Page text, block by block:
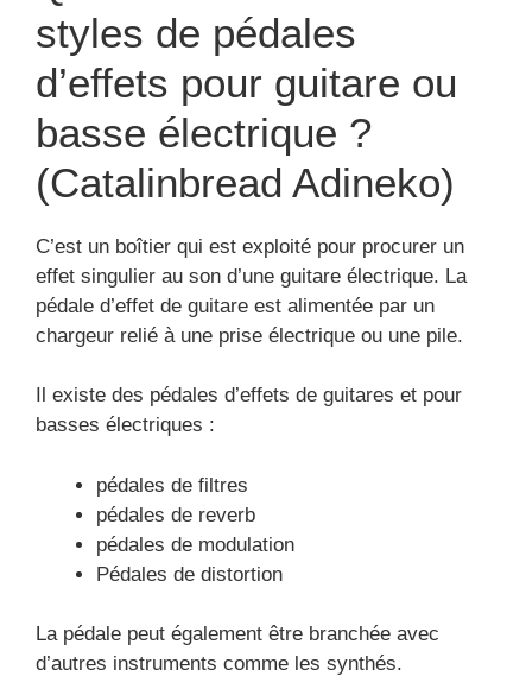
styles de pédales
d’effets pour guitare ou
basse électrique ?
(Catalinbread Adineko)
C’est un boîtier qui est exploité pour procurer un
effet singulier au son d’une guitare électrique. La
pédale d’effet de guitare est alimentée par un
chargeur relié à une prise électrique ou une pile.
Il existe des pédales d’effets de guitares et pour
basses électriques :
pédales de filtres
pédales de reverb
pédales de modulation
Pédales de distortion
La pédale peut également être branchée avec
d’autres instruments comme les synthés.